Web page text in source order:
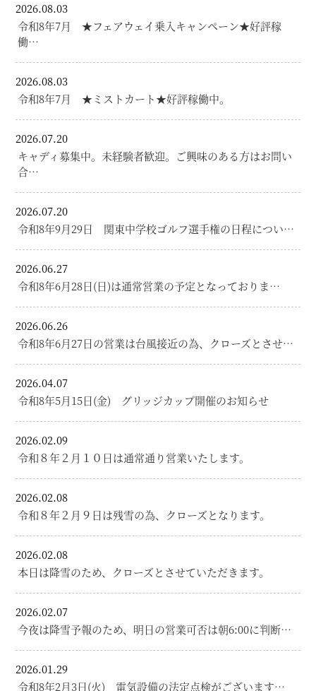
2026.08.03
令和8年7月 ★フェアウェイ乗入キャンペーン★好評稼
働…
2026.08.03
令和8年7月 ★ミストカート★好評稼働中。
2026.07.20
キャディ募集中。未経験者歓迎。ご興味のある方はお問い
合…
2026.07.20
令和8年9月29日 関東中学校ゴルフ選手権の日程につい…
2026.06.27
令和8年6月28日(日)は通常営業の予定となっておりま…
2026.06.26
令和8年6月27日の営業は台風接近の為、クローズとさせ…
2026.04.07
令和8年5月15日(金) グリッジカップ開催のお知らせ
2026.02.09
令和８年２月１０日は通常通り営業いたします。
2026.02.08
令和８年２月９日は残雪の為、クローズとなります。
2026.02.08
本日は降雪のため、クローズとさせていただきます。
2026.02.07
今夜は降雪予報のため、明日の営業可否は朝6:00に判断…
2026.01.29
令和8年2月3日(火) 電気設備の法定点検がございます…